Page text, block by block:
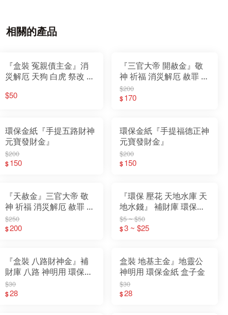
相關的產品
『盒裝 冤親債主金』消
災解厄 天狗 白虎 祭改 神
$50
『三官大帝 開赦金』敬
神 祈福 消災解厄 赦罪 補
運 迴向 普渡 拜門口 玉帝
天公 財庫存摺 純黃金箔
$200
$170
環保金紙『手提五路財神
元寶發財金』
$200
$150
環保金紙『手提福德正神
元寶發財金』
$200
$150
『天赦金』三官大帝 敬
神 祈福 消災解厄 赦罪 補
運 迴向 普渡 拜門口 玉帝
天公
$250
$200
『環保 壓花 天地水庫 天
地水錢』 補財庫 環保金
紙 天庫 地庫 水庫 天錢
地錢 水錢
$5 ~ $50
$3 ~ $25
『盒裝 八路財神金』補
財庫 八路 神明用 環保金
紙 盒子金
$30
$28
盒裝 地基主金』地靈公
神明用 環保金紙 盒子金
$30
$28